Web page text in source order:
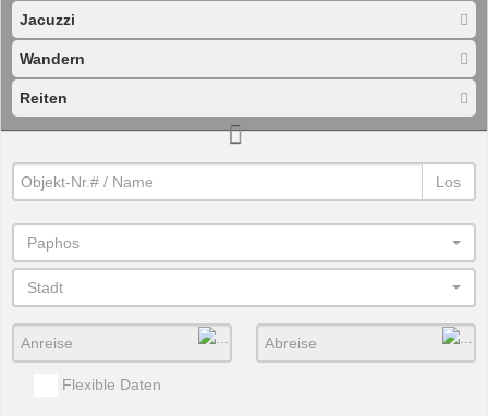
Jacuzzi
Wandern
Reiten
Los
Paphos
Stadt
Flexible Daten